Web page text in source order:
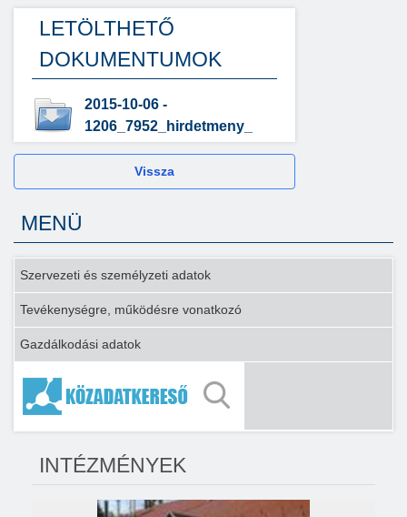
LETÖLTHETŐ
DOKUMENTUMOK
2015-10-06 -
1206_7952_hirdetmeny_
Vissza
MENÜ
Szervezeti és személyzeti adatok
Tevékenységre, működésre vonatkozó
Gazdálkodási adatok
INTÉZMÉNYEK